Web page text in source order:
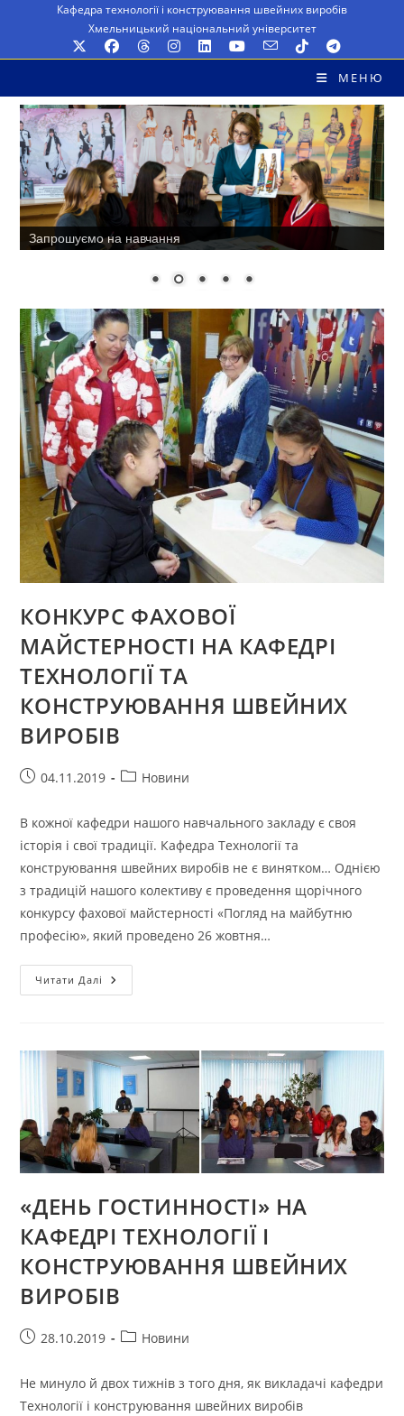
вмісту
Кафедра технології і конструювання швейних виробів
Хмельницький національний університет
МЕНЮ
Методичне забезпечення
КОНКУРС ФАХОВОЇ
МАЙСТЕРНОСТІ НА КАФЕДРІ
ТЕХНОЛОГІЇ ТА
КОНСТРУЮВАННЯ ШВЕЙНИХ
ВИРОБІВ
Запис04.11.2019
Категорія
Новини
В кожної кафедри нашого навчального закладу є своя
історія і свої традиції. Кафедра Технології та
конструювання швейних виробів не є винятком… Однією
з традицій нашого колективу є проведення щорічного
конкурсу фахової майстерності «Погляд на майбутню
професію», який проведено 26 жовтня…
Читати Далі КОНКУРС
ФАХОВОЇ
ТА
КОНСТРУЮВАННЯ
ШВЕЙНИХ
ВИРОБІВ
«ДЕНЬ ГОСТИННОСТІ» НА
КАФЕДРІ ТЕХНОЛОГІЇ І
КОНСТРУЮВАННЯ ШВЕЙНИХ
ВИРОБІВ
Запис28.10.2019
Категорія
Новини
Не минуло й двох тижнів з того дня, як викладачі кафедри
Технології і конструювання швейних виробів